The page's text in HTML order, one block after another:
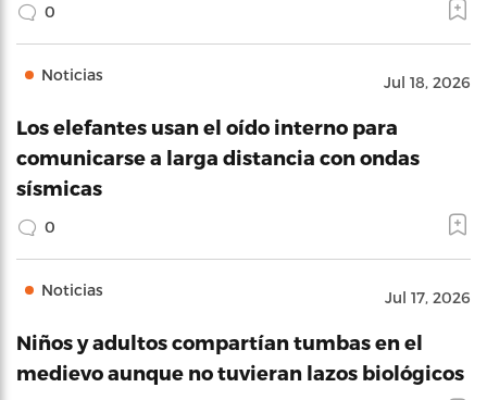
0
Noticias Jul 18, 2026
Los elefantes usan el oído interno para
comunicarse a larga distancia con ondas
sísmicas
0
Noticias Jul 17, 2026
Niños y adultos compartían tumbas en el
medievo aunque no tuvieran lazos biológicos